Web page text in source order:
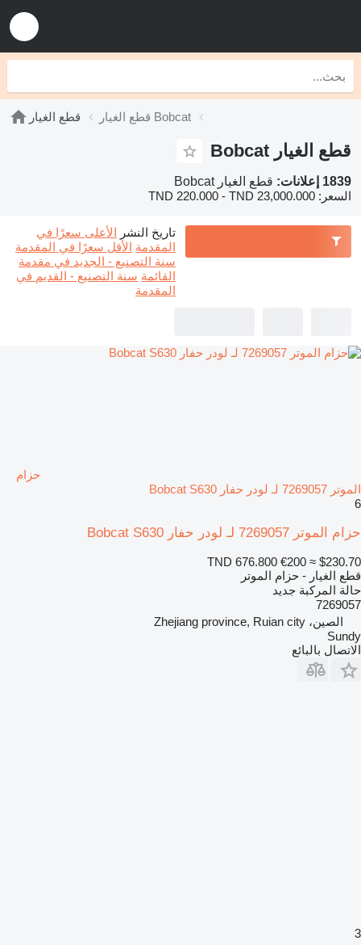
قطع الغيار قطع الغيار Bobcat
قطع الغيار Bobcat
1839 إعلانات:
قطع الغيار Bobcat
السعر: TND 220.000 - TND 23,000.000
تاريخ النشر الأعلى سعرًا في
المقدمة الأقل سعرًا في المقدمة
سنة التصنيع - الجديد في مقدمة
القائمة سنة التصنيع - القديم في
المقدمة
حزام
الموتر 7269057 لـ لودر حفار Bobcat S630
6
حزام الموتر 7269057 لـ لودر حفار Bobcat S630
TND 676.800 €200 ≈ $230.70
قطع الغيار - حزام الموتر
حالة المركبة جديد
7269057
الصين، Zhejiang province, Ruian city
Sundy
الاتصال بالبائع
3